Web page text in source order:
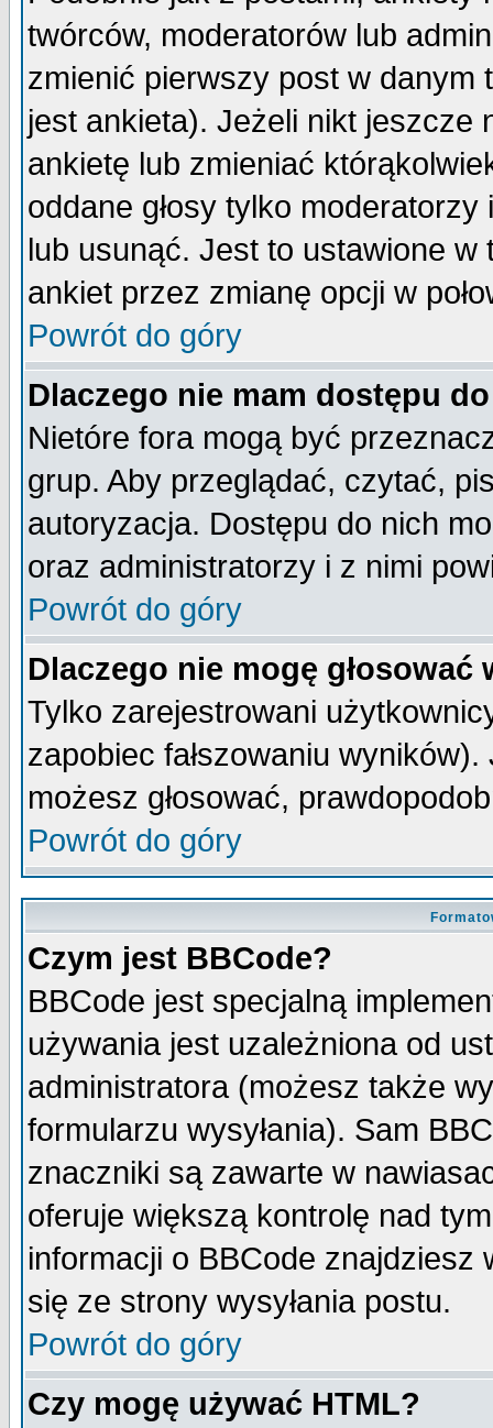
twórców, moderatorów lub
zmienić pierwszy post w
jest ankieta). Jeżeli nikt jeszcze
ankietę lub zmieniać
oddane głosy tylko
lub usunąć. Jest to ustawione w
ankiet przez zmianę opcji w
Powrót do góry
Dlaczego nie mam dostępu
Nietóre fora mogą być
grup. Aby przeglądać, czytać,
autoryzacja. Dostępu do nich
oraz administratorzy i z nimi
Powrót do góry
Dlaczego nie mogę głosować
Tylko zarejestrowani
zapobiec fałszowaniu
możesz głosować,
Powrót do góry
Czym jest BBCode?
BBCode jest specjalną
używania jest uzależniona od
administratora (możesz także
formularzu wysyłania). Sam
znaczniki są zawarte w
oferuje większą kontrolę nad
informacji o BBCode
się ze strony wysyłania postu.
Powrót do góry
Czy mogę używać HTML?